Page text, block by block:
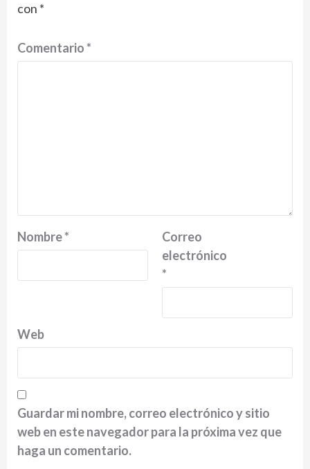
con *
Comentario*
Nombre*
Correo
electrónico
*
Web
Guardar mi nombre, correo electrónico y sitio
web en este navegador para la próxima vez que
haga un comentario.